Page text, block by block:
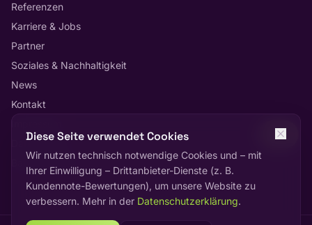
Referenzen
Karriere & Jobs
Partner
Soziales & Nachhaltigkeit
News
Kontakt
Datenschutz
Barrierefreiheit
Diese Seite verwendet Cookies
Wir nutzen technisch notwendige Cookies und – mit
Ihrer Einwilligung – Drittanbieter-Dienste (z. B.
Kundennote-Bewertungen), um unsere Website zu
verbessern. Mehr in der Datenschutzerklärung.